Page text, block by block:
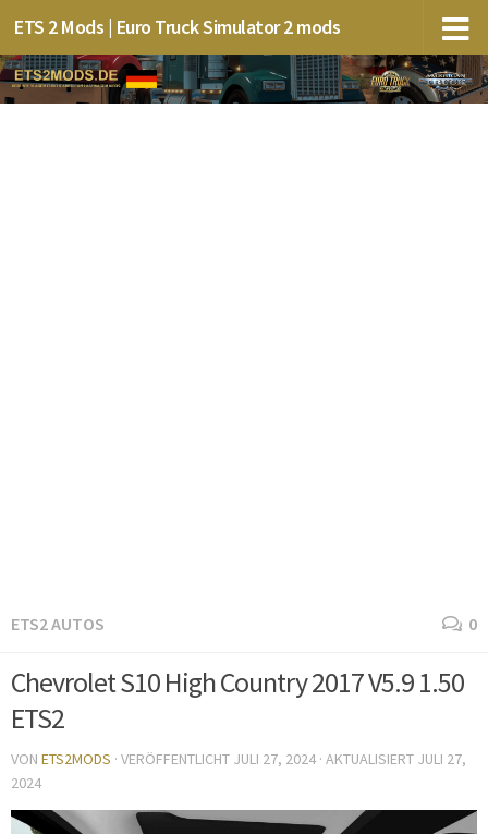
ETS 2 Mods | Euro Truck Simulator 2 mods
ETS2 AUTOS 0
Chevrolet S10 High Country 2017 V5.9 1.50
ETS2
VON ETS2MODS · VERÖFFENTLICHT JULI 27, 2024 · AKTUALISIERT JULI 27,
2024